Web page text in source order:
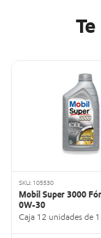
SKU: 105530
Mobil Super 3000
0W-30
Caja 12 unidades de 1